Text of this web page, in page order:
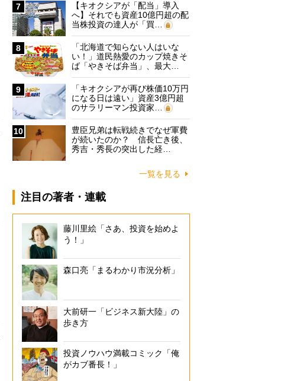
7
【キオクシアが「配当」導入
へ】それでも資産10億円超の配
当株投資の達人が「買…
8
「北海道で知らない人はいな
い！」道民熱愛のカップ焼きそ
ば「やきそば弁当」、最大…
9
「キオクシアが再び株価10万円
になる日は遠い」資産3億円超
のサラリーマン投資家…
10
豊臣兄弟は転戦続きでなぜ軍費
が続いたのか？ 信長亡き後、
秀吉・秀長の突出した経…
一覧を見る
注目の著者・連載
藤川里絵「さあ、投資を始めよ
う！」
森口亮「まるわかり市況分析」
大前研一「ビジネス新大陸」の
歩き方
投資ノウハウ満載コミック「俺
がカブ番長！」